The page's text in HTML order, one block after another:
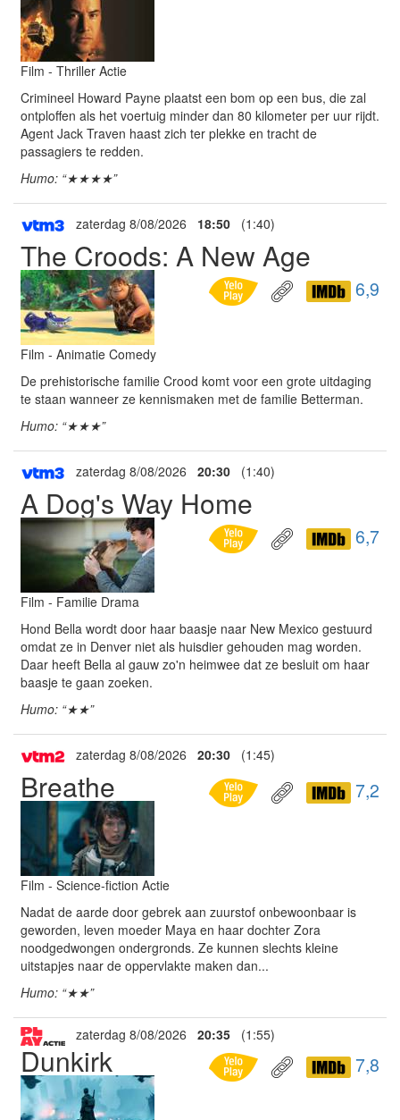
Film - Thriller Actie
Crimineel Howard Payne plaatst een bom op een bus, die zal
ontploffen als het voertuig minder dan 80 kilometer per uur rijdt.
Agent Jack Traven haast zich ter plekke en tracht de
passagiers te redden.
Humo: “★★★★”
zaterdag 8/08/2026 18:50 (1:40)
The Croods: A New Age
6,9
Film - Animatie Comedy
De prehistorische familie Crood komt voor een grote uitdaging
te staan wanneer ze kennismaken met de familie Betterman.
Humo: “★★★”
zaterdag 8/08/2026 20:30 (1:40)
A Dog's Way Home
6,7
Film - Familie Drama
Hond Bella wordt door haar baasje naar New Mexico gestuurd
omdat ze in Denver niet als huisdier gehouden mag worden.
Daar heeft Bella al gauw zo'n heimwee dat ze besluit om haar
baasje te gaan zoeken.
Humo: “★★”
zaterdag 8/08/2026 20:30 (1:45)
Breathe 7,2
Film - Science-fiction Actie
Nadat de aarde door gebrek aan zuurstof onbewoonbaar is
geworden, leven moeder Maya en haar dochter Zora
noodgedwongen ondergronds. Ze kunnen slechts kleine
uitstapjes naar de oppervlakte maken dan...
Humo: “★★”
zaterdag 8/08/2026 20:35 (1:55)
Dunkirk 7,8